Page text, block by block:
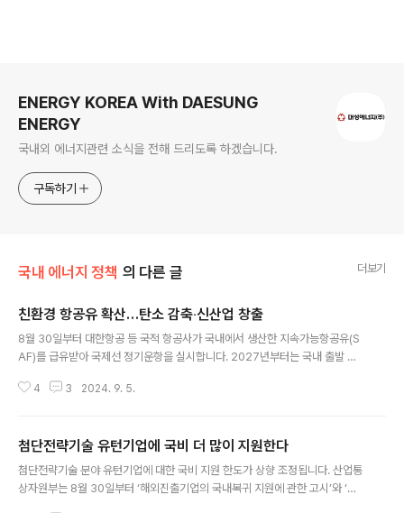
ENERGY KOREA With DAESUNG
ENERGY
국내외 에너지관련 소식을 전해 드리도록 하겠습니다.
구독하기
국내 에너지 정책 의 다른 글 더보기
친환경 항공유 확산…탄소 감축‧신산업 창출
8월 30일부터 대한항공 등 국적 항공사가 국내에서 생산한 지속가능항공유(S
AF)를 급유받아 국제선 정기운항을 실시합니다. 2027년부터는 국내 출발 국
다. 산업통상자원부와 국토교통부는 이같은 내용의 ‘지속가능항공유(SAF) 확
생산한 친환경 연료 √ 화석연료로 만들지 않고, 기존 항공유와 화학적으로 유사
하며, 항공기의 구조변경없이 사용 가능 √ 기존 항공유 탄소배출량의 평균 8
0%까지 저감 가능 √ 전세계 19개 국가에서 SAF 급유 상용 운항 시행 중(일부
4 3 2024. 9. 5.
첨단전략기술 유턴기업에 국비 더 많이 지원한다
첨단전략기술 분야 유턴기업에 대한 국비 지원 한도가 상향 조정됩니다. 산업통
상자원부는 8월 30일부터 ‘해외진출기업의 국내복귀 지원에 관한 고시’와 ‘지